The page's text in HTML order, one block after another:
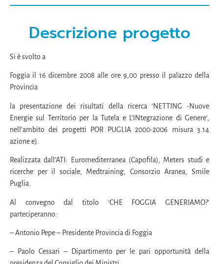
Descrizione progetto
Si è svolto a
Foggia il 16 dicembre 2008 alle ore 9,00 presso il palazzo della
Provincia
la presentazione dei risultati della ricerca ‘NETTING -Nuove
Energie sul Territorio per la Tutela e L’INtegrazione di Genere’,
nell’ambito dei progetti POR PUGLIA 2000-2006 misura 3.14
azione e).
Realizzata dall’ATI: Euromediterranea (Capofila), Meters studi e
ricerche per il sociale, Medtraining, Consorzio Aranea, Smile
Puglia.
Al convegno dal titolo ‘CHE FOGGIA GENERIAMO?’
parteciperanno:
– Antonio Pepe – Presidente Provincia di Foggia
– Paolo Cessari – Dipartimento per le pari opportunità della